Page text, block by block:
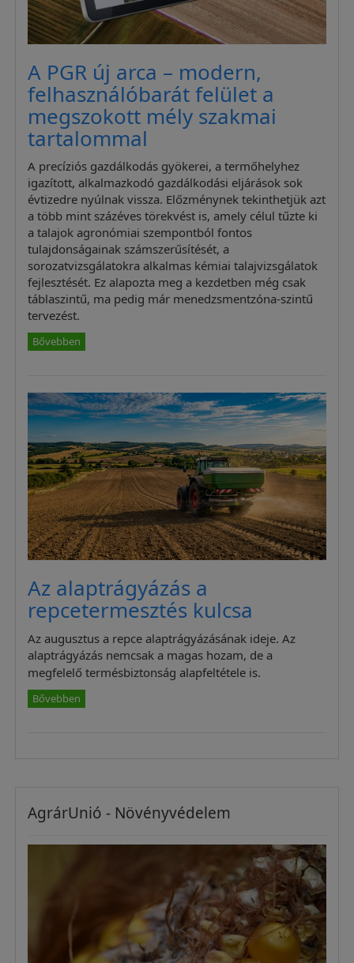
A PGR új arca – modern,
felhasználóbarát felület a
megszokott mély szakmai
tartalommal
A precíziós gazdálkodás gyökerei, a termőhelyhez
igazított, alkalmazkodó gazdálkodási eljárások sok
évtizedre nyúlnak vissza. Előzménynek tekinthetjük azt
a több mint százéves törekvést is, amely célul tűzte ki
a talajok agronómiai szempontból fontos
tulajdonságainak számszerűsítését, a
sorozatvizsgálatokra alkalmas kémiai talajvizsgálatok
fejlesztését. Ez alapozta meg a kezdetben még csak
táblaszintű, ma pedig már menedzsmentzóna-szintű
tervezést.
Bővebben
Az alaptrágyázás a
repcetermesztés kulcsa
Az augusztus a repce alaptrágyázásának ideje. Az
alaptrágyázás nemcsak a magas hozam, de a
megfelelő termésbiztonság alapfeltétele is.
Bővebben
AgrárUnió - Növényvédelem